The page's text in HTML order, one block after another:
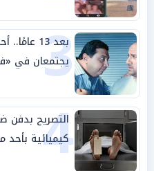
3 بعد 13
يجتمعان في
4
التصريح بدفن
كيميائية بأحد